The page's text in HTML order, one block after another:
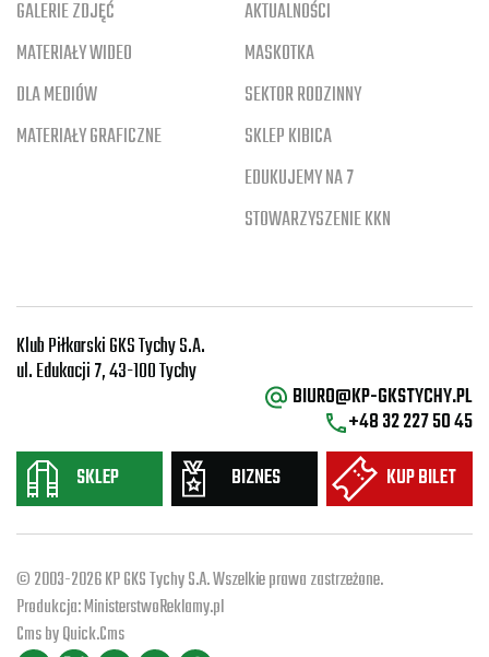
GALERIE ZDJĘĆ
MATERIAŁY WIDEO
DLA MEDIÓW
MATERIAŁY GRAFICZNE
AKTUALNOŚCI
MASKOTKA
SEKTOR RODZINNY
SKLEP KIBICA
EDUKUJEMY NA 7
STOWARZYSZENIE KKN
Klub Piłkarski GKS Tychy S.A.
ul. Edukacji 7, 43-100 Tychy
SKLEP BIZNES KUP BILET
BIURO@KP-GKSTYCHY.PL
+48 32 227 50 45
© 2003-2026 KP GKS Tychy S.A. Wszelkie prawa zastrzeżone.
Produkcja:MinisterstwoReklamy.pl
Cms byQuick.Cms